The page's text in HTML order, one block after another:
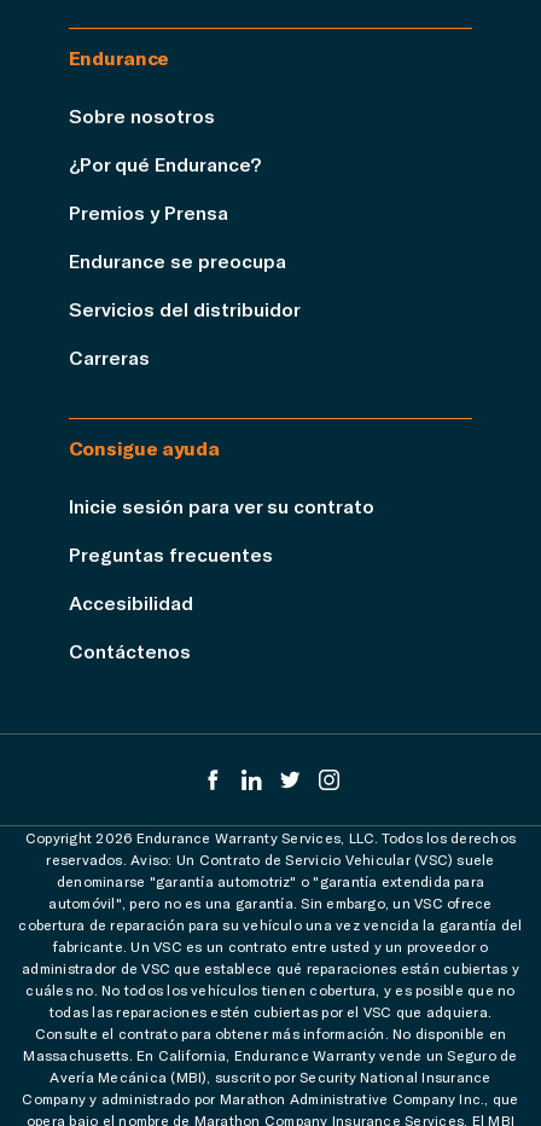
Endurance
Sobre nosotros
¿Por qué Endurance?
Premios y Prensa
Endurance se preocupa
Servicios del distribuidor
Carreras
Consigue ayuda
Inicie sesión para ver su contrato
Preguntas frecuentes
Accesibilidad
Contáctenos
Copyright 2026 Endurance Warranty Services, LLC. Todos los derechos
reservados. Aviso: Un Contrato de Servicio Vehicular (VSC) suele
denominarse "garantía automotriz" o "garantía extendida para
automóvil", pero no es una garantía. Sin embargo, un VSC ofrece
cobertura de reparación para su vehículo una vez vencida la garantía del
fabricante. Un VSC es un contrato entre usted y un proveedor o
administrador de VSC que establece qué reparaciones están cubiertas y
cuáles no. No todos los vehículos tienen cobertura, y es posible que no
todas las reparaciones estén cubiertas por el VSC que adquiera.
Consulte el contrato para obtener más información. No disponible en
Massachusetts. En California, Endurance Warranty vende un Seguro de
Avería Mecánica (MBI), suscrito por Security National Insurance
Company y administrado por Marathon Administrative Company Inc., que
opera bajo el nombre de Marathon Company Insurance Services. El MBI